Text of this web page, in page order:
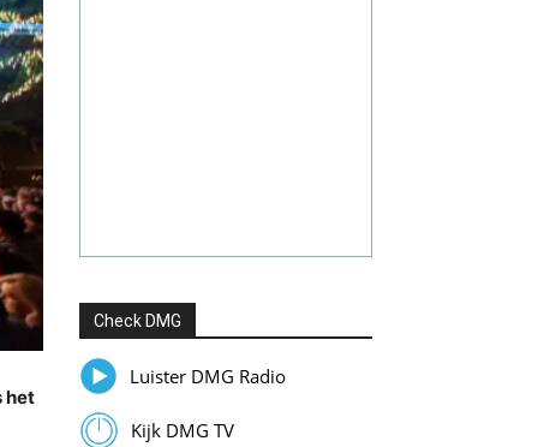
het
Check DMG
Luister DMG Radio
Kijk DMG TV